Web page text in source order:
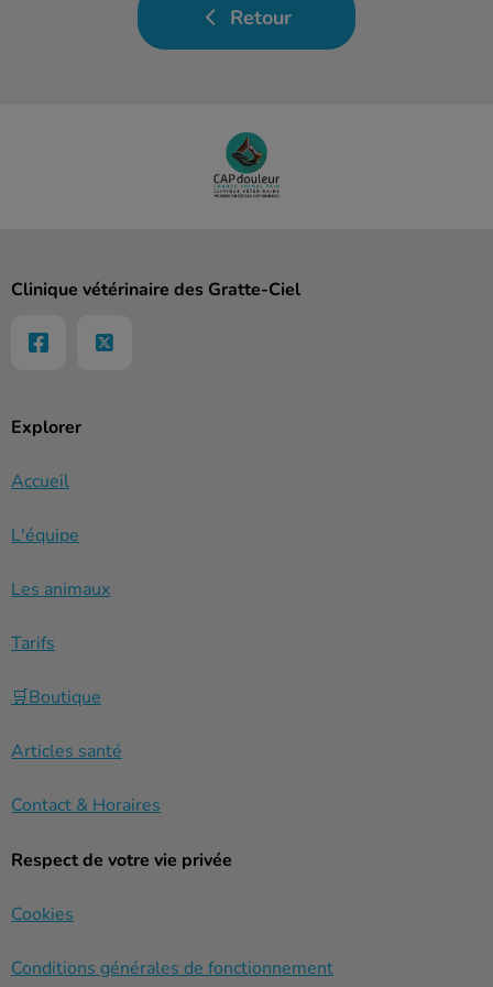
Retour
Explorer
Accueil
L'équipe
Les animaux
Tarifs
🛒Boutique
Articles santé
Contact & Horaires
Respect de votre vie privée
Cookies
Conditions générales de fonctionnement
Clinique vétérinaire des Gratte-Ciel